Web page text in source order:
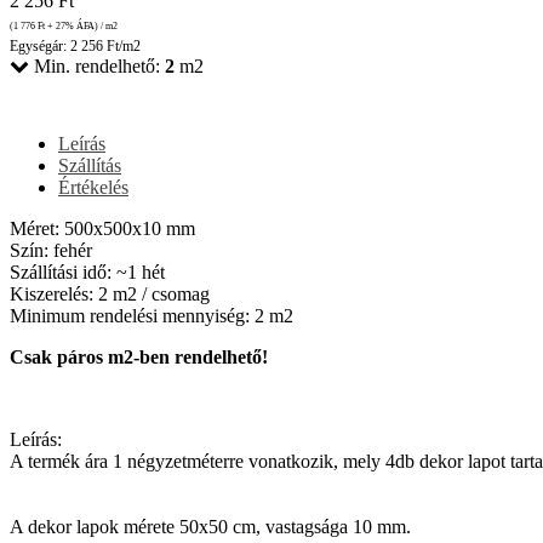
(1 776 Ft + 27% ÁFA) / m2
Egységár: 2 256 Ft/m2
Min. rendelhető: 2 m2
Leírás
Szállítás
Értékelés
Méret: 500x500x10 mm
Szín: fehér
Szállítási idő: ~1 hét
Kiszerelés: 2 m2 / csomag
Minimum rendelési mennyiség: 2 m2
Csak páros m2-ben rendelhető!
Leírás:
A termék ára 1 négyzetméterre vonatkozik, mely 4db dekor lapot
A dekor lapok mérete 50x50 cm, vastagsága 10 mm.